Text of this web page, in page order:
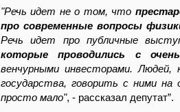
"Речь идет не о том, что
про современные вопросы
Речь идет про публичные
которые проводились с
венчурными инвесторами.
государства, говорить с ними на
просто мало", - рассказал депутат”.